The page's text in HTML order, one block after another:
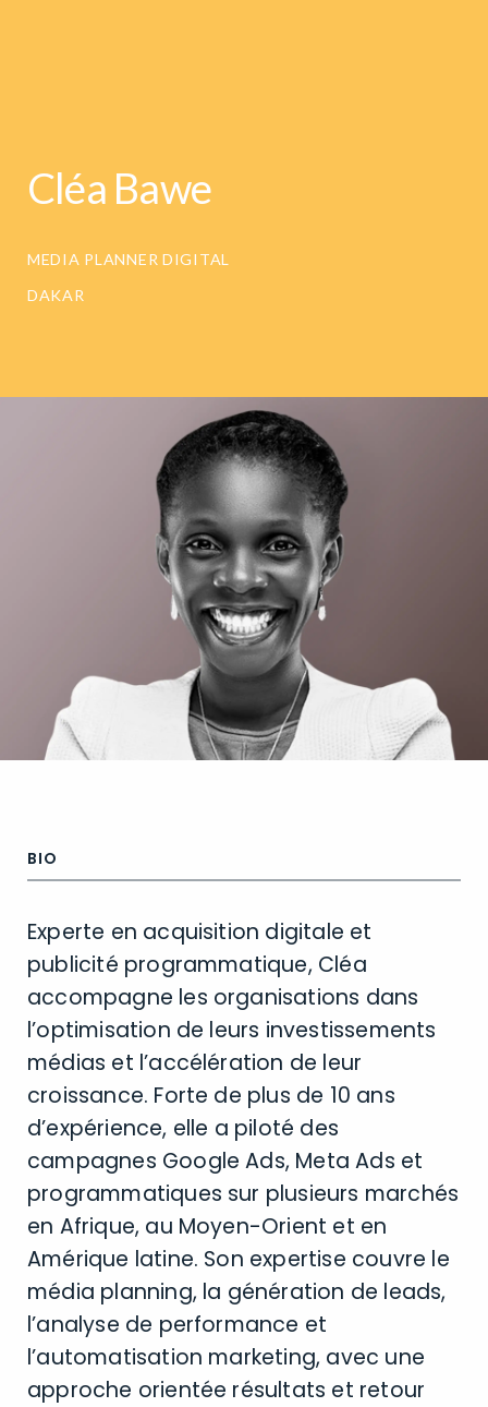
Cléa Bawe
MEDIA PLANNER DIGITAL
DAKAR
BIO
Experte en acquisition digitale et
publicité programmatique, Cléa
accompagne les organisations dans
l’optimisation de leurs investissements
médias et l’accélération de leur
croissance. Forte de plus de 10 ans
d’expérience, elle a piloté des
campagnes Google Ads, Meta Ads et
programmatiques sur plusieurs marchés
en Afrique, au Moyen-Orient et en
Amérique latine. Son expertise couvre le
média planning, la génération de leads,
l’analyse de performance et
l’automatisation marketing, avec une
approche orientée résultats et retour